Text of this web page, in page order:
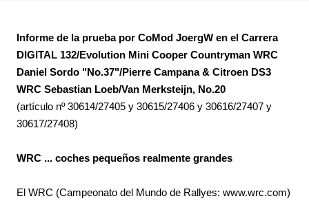
Informe de la prueba por CoMod JoergW en el Carrera
DIGITAL 132/Evolution Mini Cooper Countryman WRC
Daniel Sordo "No.37"/Pierre Campana & Citroen DS3
WRC Sebastian Loeb/Van Merksteijn, No.20
(artículo nº 30614/27405 y 30615/27406 y 30616/27407 y
30617/27408)
WRC ... coches pequeños realmente grandes
El WRC (Campeonato del Mundo de Rallyes: www.wrc.com)